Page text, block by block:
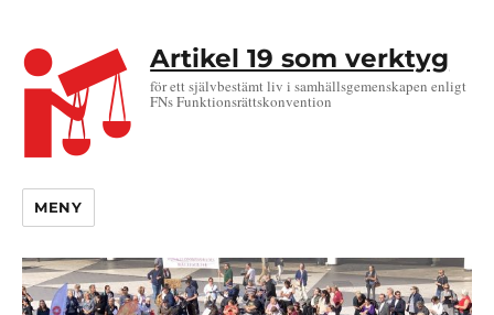
Artikel 19 som verktyg
för ett självbestämt liv i samhällsgemenskapen enligt
FNs Funktionsrättskonvention
MENY